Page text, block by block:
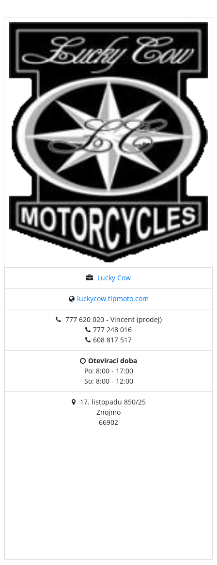
Lucky Cow
luckycow.tipmoto.com
777 620 020 - Vincent (prodej)
777 248 016
608 817 517
Otevírací doba
Po: 8:00 - 17:00
So: 8:00 - 12:00
17. listopadu 850/25
Znojmo
66902